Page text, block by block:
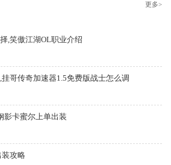
更多>
,笑傲江湖OL职业介绍
哥传奇加速器1.5免费版战士怎么调
影卡蜜尔上单出装
攻略